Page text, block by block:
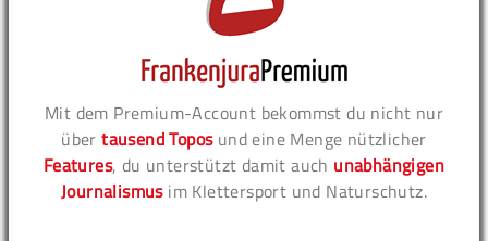
Mit dem Premium-Account bekommst du nicht nur
übertausend Toposund eine Menge nützlicher
Features, du unterstützt damit auch unabhängigen
Journalismusim Klettersport und Naturschutz.